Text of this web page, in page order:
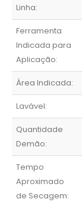
Linha:
Ferramenta
Indicada para
Aplicação:
Área Indicada:
Lavável:
Quantidade
Demão:
Tempo
Aproximado
de Secagem: